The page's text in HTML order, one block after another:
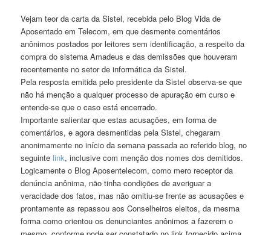
Vejam teor da carta da Sistel, recebida pelo Blog Vida de
Aposentado em Telecom, em que desmente comentários
anônimos postados por leitores sem identificação, a respeito da
compra do sistema Amadeus e das demissões que houveram
recentemente no setor de informática da Sistel.
Pela resposta emitida pelo presidente da Sistel observa-se que
não há menção a qualquer processo de apuração em curso e
entende-se que o caso está encerrado.
Importante salientar que estas acusações, em forma de
comentários, e agora desmentidas pela Sistel, chegaram
anonimamente no início da semana passada ao referido blog, no
seguinte link, inclusive com menção dos nomes dos demitidos.
Logicamente o Blog Aposentelecom, como mero receptor da
denúncia anônima, não tinha condições de averiguar a
veracidade dos fatos, mas não omitiu-se frente as acusações e
prontamente as repassou aos Conselheiros eleitos, da mesma
forma como orientou os denunciantes anônimos a fazerem o